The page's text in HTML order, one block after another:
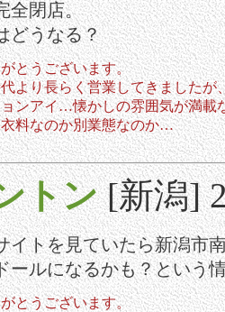
全閉店。
どうなる？
とうございます。
より長らく営業してきましたが
ンアイ…懐かしの雰囲気が満載
料なのか別業態なのか…
トン [新潟]
イトを見ていたら新潟
ールになるかも？という
とうございます。